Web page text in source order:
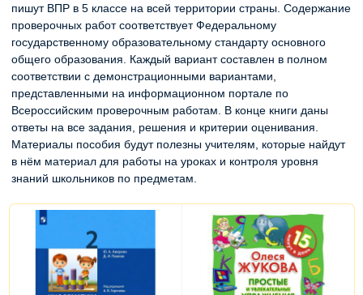
пишут ВПР в 5 классе на всей территории страны. Содержание
проверочных работ соответствует Федеральному
государственному образовательному стандарту основного
общего образования. Каждый вариант составлен в полном
соответствии с демонстрационными вариантами,
представленными на информационном портале по
Всероссийским проверочным работам. В конце книги даны
ответы на все задания, решения и критерии оценивания.
Материалы пособия будут полезны учителям, которые найдут
в нём материал для работы на уроках и контроля уровня
знаний школьников по предметам.